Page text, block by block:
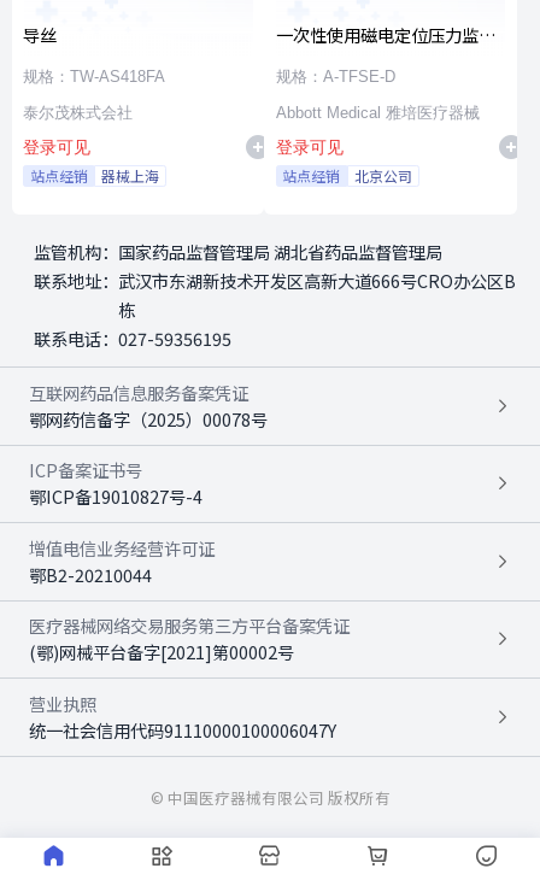
导丝
规格：TW-AS418FA
泰尔茂株式会社
登录可见
站点经销 器械上海
一次性使用磁电定位压力监测
射频消融导管
规格：A-TFSE-D
Abbott Medical 雅培医疗器械
登录可见
站点经销 北京公司
监管机构： 国家药品监督管理局 湖北省药品监督管理局
联系地址： 武汉市东湖新技术开发区高新大道666号CRO办公区B
栋
联系电话： 027-59356195
互联网药品信息服务备案凭证
鄂网药信备字（2025）00078号
ICP备案证书号
鄂ICP备19010827号-4
增值电信业务经营许可证
鄂B2-20210044
医疗器械网络交易服务第三方平台备案凭证
(鄂)网械平台备字[2021]第00002号
营业执照
统一社会信用代码91110000100006047Y
© 中国医疗器械有限公司 版权所有